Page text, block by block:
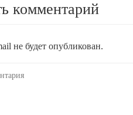
комментарий
не будет опубликован.